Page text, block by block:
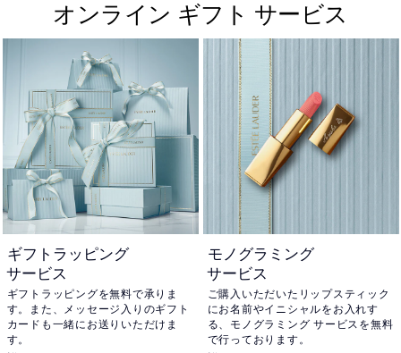
オンライン ギフト サービス
ギフトラッピング
サービス
ギフトラッピングを無料で承りま
す。また、メッセージ入りのギフト
カードも一緒にお送りいただけま
す。
モノグラミング
サービス
ご購入いただいたリップスティック
にお名前やイニシャルをお入れす
る、モノグラミング サービスを無料
で行っております。